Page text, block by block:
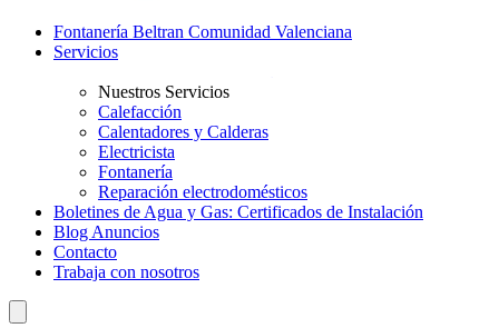
Fontanería Beltran Comunidad Valenciana
Servicios
Nuestros Servicios
Calefacción
Calentadores y Calderas
Electricista
Fontanería
Reparación electrodomésticos
Boletines de Agua y Gas: Certificados de Instalación
Blog Anuncios
Contacto
Trabaja con nosotros